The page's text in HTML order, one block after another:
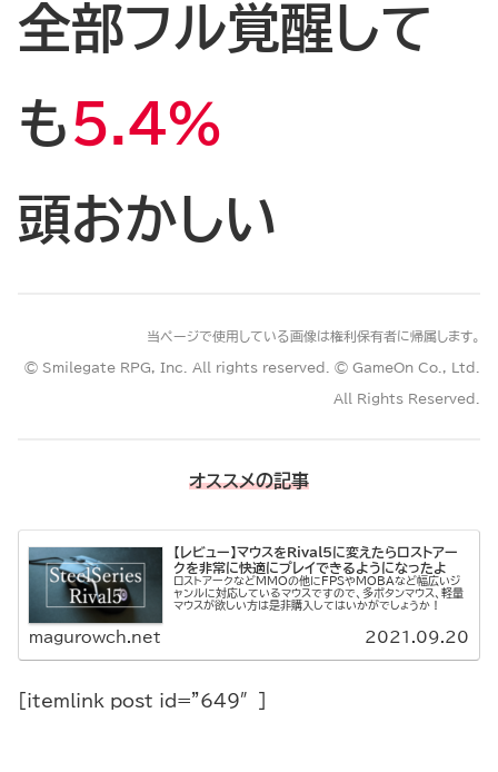
全部フル覚醒して
も5.4％
頭おかしい
当ページで使用している画像は権利保有者に帰属します。
© Smilegate RPG, Inc. All rights reserved. © GameOn Co., Ltd.
All Rights Reserved.
オススメの記事
【レビュー】マウスをRival5に変えたらロストアー
クを非常に快適にプレイできるようになったよ
ロストアークなどMMOの他にFPSやMOBAなど幅広いジ
ャンルに対応しているマウスですので、多ボタンマウス、軽量
マウスが欲しい方は是非購入してはいかがでしょうか！
magurowch.net 2021.09.20
[itemlink post_id=”649″]